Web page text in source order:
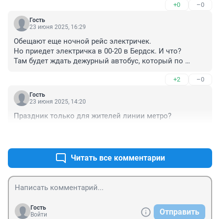
+0 –0
Гость
23 июня 2025, 16:29
Обещают еще ночной рейс электричек.
Но приедет электричка в 00-20 в Бердск. И что?
Там будет ждать дежурный автобус, который по
Или это только бонус для тех, кто на перехватывющей
парковке машину оставил?
+2 –0
Гость
23 июня 2025, 14:20
Праздник только для жителей линии метро?
Читать все комментарии
Гость
Войти
Отправить